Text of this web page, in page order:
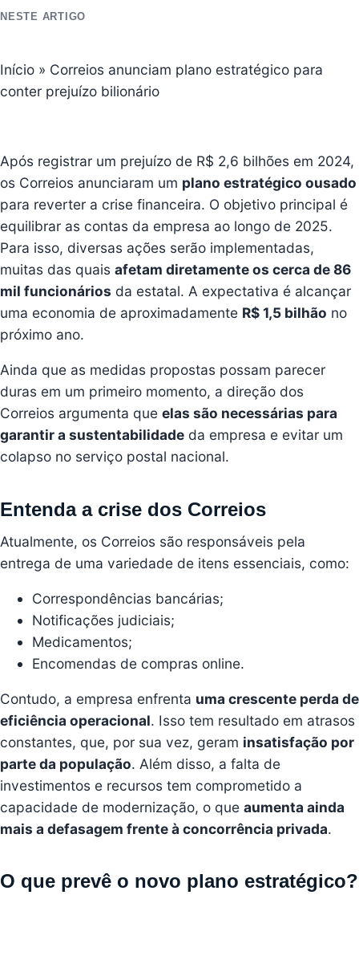
NESTE ARTIGO
Início » Correios anunciam plano estratégico para
conter prejuízo bilionário
Após registrar um prejuízo de R$ 2,6 bilhões em 2024,
os Correios anunciaram um plano estratégico ousado
para reverter a crise financeira. O objetivo principal é
equilibrar as contas da empresa ao longo de 2025.
Para isso, diversas ações serão implementadas,
muitas das quais afetam diretamente os cerca de 86
mil funcionários da estatal. A expectativa é alcançar
uma economia de aproximadamente R$ 1,5 bilhão no
próximo ano.
Ainda que as medidas propostas possam parecer
duras em um primeiro momento, a direção dos
Correios argumenta que elas são necessárias para
garantir a sustentabilidade da empresa e evitar um
colapso no serviço postal nacional.
Entenda a crise dos Correios
Atualmente, os Correios são responsáveis pela
entrega de uma variedade de itens essenciais, como:
Correspondências bancárias;
Notificações judiciais;
Medicamentos;
Encomendas de compras online.
Contudo, a empresa enfrenta uma crescente perda de
eficiência operacional. Isso tem resultado em atrasos
constantes, que, por sua vez, geram insatisfação por
parte da população. Além disso, a falta de
investimentos e recursos tem comprometido a
capacidade de modernização, o que aumenta ainda
mais a defasagem frente à concorrência privada.
O que prevê o novo plano estratégico?